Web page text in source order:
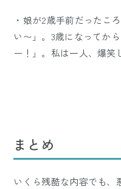
・娘が2歳手前だったこ
い〜」。3歳になってか
ー！」。私は一人、爆笑
まとめ
いくら残酷な内容でも、